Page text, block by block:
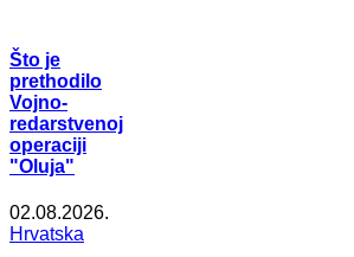
Što je
prethodilo
Vojno-
redarstvenoj
operaciji
"Oluja"
02.08.2026.
Hrvatska